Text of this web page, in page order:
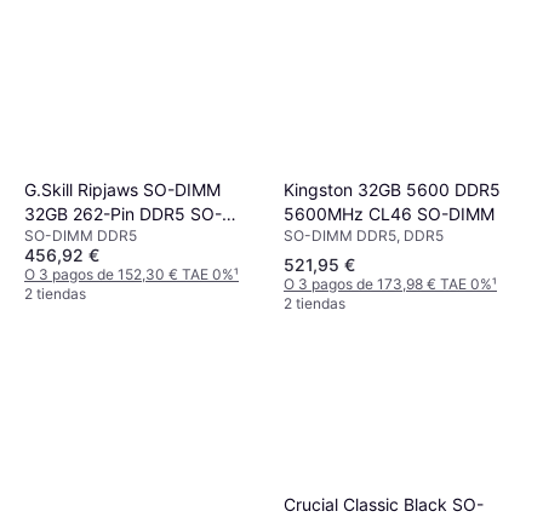
G.Skill Ripjaws SO-DIMM
32GB 262-Pin DDR5 SO-
DIMM DDR5 4800 (PC4
38400) Laptop Memory
Model F5-
SO-DIMM DDR5
456,92 €
O 3 pagos de 152,30 € TAE 0%¹
2 tiendas
Kingston 32GB 5600 DDR5
5600MHz CL46 SO-DIMM
SO-DIMM DDR5, DDR5
521,95 €
O 3 pagos de 173,98 € TAE 0%¹
2 tiendas
Crucial Classic Black SO-